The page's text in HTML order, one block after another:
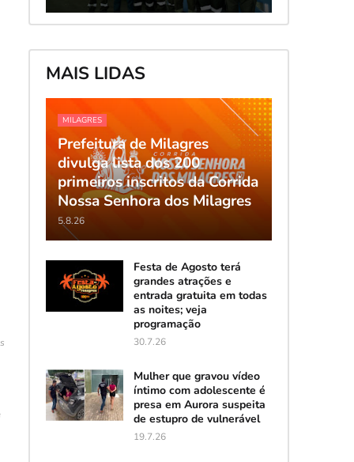
MAIS LIDAS
MILAGRES
Prefeitura de Milagres
divulga lista dos 200
primeiros inscritos da Corrida
Nossa Senhora dos Milagres
5.8.26
Festa de Agosto terá
grandes atrações e
entrada gratuita em todas
as noites; veja
programação
30.7.26
Mulher que gravou vídeo
íntimo com adolescente é
presa em Aurora suspeita
de estupro de vulnerável
19.7.26